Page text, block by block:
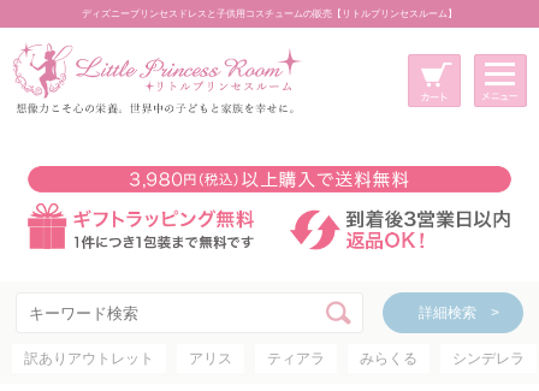
ディズニープリンセスドレスと子供用コスチュームの販売【リトルプリンセスルーム】
詳細検索 >
訳ありアウトレット アリス ティアラ みらくる シンデレラ
新規会員登録
マイページ
カート
詳細検索 >
アイテムカテゴリー